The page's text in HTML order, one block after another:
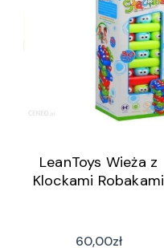
LeanToys Wieża z
Klockami Robakami
60,00zł